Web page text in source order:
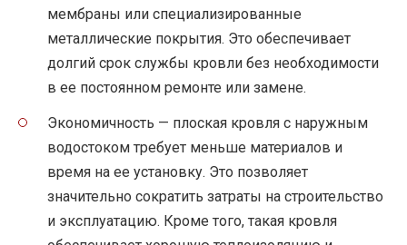
мембраны или специализированные
металлические покрытия. Это обеспечивает
долгий срок службы кровли без необходимости
в ее постоянном ремонте или замене.
Экономичность — плоская кровля с наружным
водостоком требует меньше материалов и
время на ее установку. Это позволяет
значительно сократить затраты на строительство
и эксплуатацию. Кроме того, такая кровля